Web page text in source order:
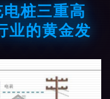
桩三重高
业的黄金发